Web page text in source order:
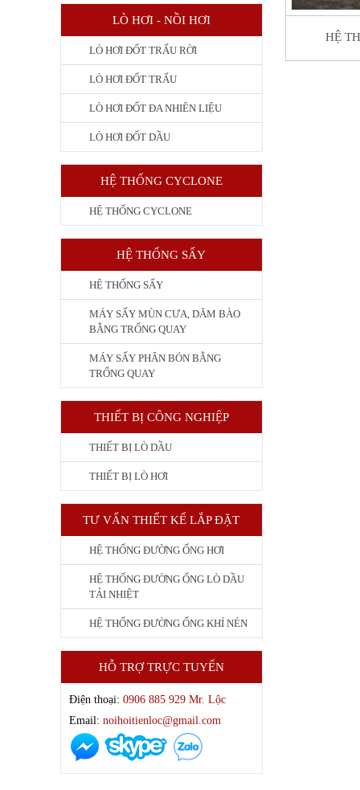
HỆ
LÒ HƠI - NỒI HƠI
LÒ HƠI ĐỐT TRẤU RỜI
LÒ HƠI ĐỐT TRẤU
LÒ HƠI ĐỐT ĐA NHIÊN LIỆU
LÒ HƠI ĐỐT DẦU
HỆ THỐNG CYCLONE
HỆ THỐNG CYCLONE
HỆ THỐNG SẤY
HỆ THỐNG SẤY
MÁY SẤY MÙN CƯA, DĂM BÀO
BẰNG TRỐNG QUAY
MÁY SẤY PHÂN BÓN BẰNG
TRỐNG QUAY
THIẾT BỊ CÔNG NGHIỆP
THIẾT BỊ LÒ DẦU
THIẾT BỊ LÒ HƠI
TƯ VẤN THIẾT KẾ LẮP ĐẶT
HỆ THỐNG ĐƯỜNG ỐNG HƠI
HỆ THỐNG ĐƯỜNG ỐNG LÒ DẦU
TẢI NHIỆT
HỆ THỐNG ĐƯỜNG ỐNG KHÍ NÉN
HỖ TRỢ TRỰC TUYẾN
Điện thoại: 0906 885 929 Mr. Lộc
Email: noihoitienloc@gmail.com